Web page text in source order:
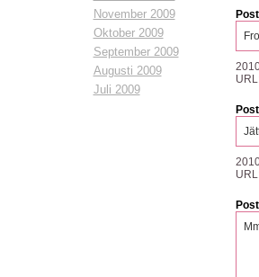
November 2009
Oktober 2009
September 2009
Augusti 2009
Juli 2009